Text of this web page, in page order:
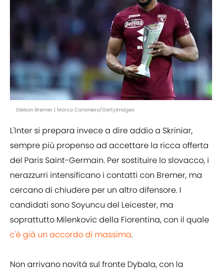
Gleison Bremer | Marco Canoniero/GettyImages
L'Inter si prepara invece a dire addio a Skriniar,
sempre più propenso ad accettare la ricca offerta
del Paris Saint-Germain. Per sostituire lo slovacco, i
nerazzurri intensificano i contatti con Bremer, ma
cercano di chiudere per un altro difensore. I
candidati sono Soyuncu del Leicester, ma
soprattutto Milenkovic della Fiorentina, con il quale
c'è già un accordo di massima.
Non arrivano novità sul fronte Dybala, con la